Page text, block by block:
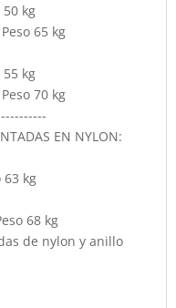
50 kg
65 kg
55 kg
70 kg
EN NYLON:
63 kg
68 kg
de nylon y anillo